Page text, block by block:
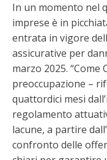
In un momento nel
imprese è in
entrata in vigore
assicurative per
marzo 2025.
preoccupazione –
quattordici mesi
regolamento
lacune, a partire
confronto delle